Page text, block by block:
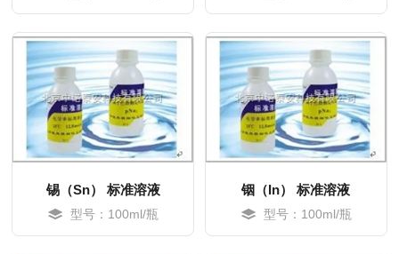
锡（Sn） 标准溶液
型号：100ml/瓶
铟（In） 标准溶液
型号：100ml/瓶